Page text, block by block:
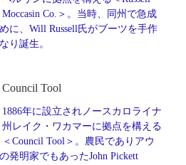
Moccasin Co.＞。当時、同州で急成
に、Will Russell氏がブーツを手作
り誕生。
Council Tool
1886年に設立されノースカロライナ
州レイク・ワカマーに拠点を構える
＜Council Tool＞。農民でありアウ
発明家でもあったJohn Pickett